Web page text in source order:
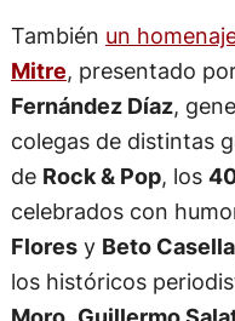
También un
Mitre, presentado
Fernández Díaz,
colegas de distintas
de Rock & Pop, los
celebrados con
Floresy Beto Casella
los históricos